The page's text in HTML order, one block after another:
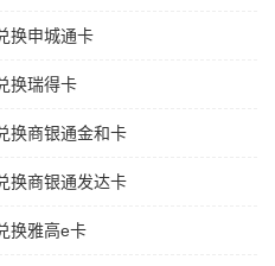
换申城通卡
换瑞得卡
换商银通金和卡
换商银通发达卡
换雅高e卡